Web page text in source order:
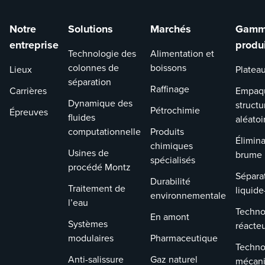
d’exploitation en
raison de la
réduction des
besoins en
de régénération
avec la même
hauteur de
garnissage.
L’efficacité
améliorée de
l’emballage
structuré
FLEXIPAC® CP™ :
Notre
entreprise
Lieux
Carrières
Épreuves
Solutions
Technologie des
colonnes de
séparation
Dynamique des
fluides
computationnelle
Usines de
procédé Montz
Traitement de
l’eau
Systèmes
modulaires
Anti-salissure
Marchés
Alimentation et
boissons
Raffinage
Pétrochimie
Produits
chimiques
spécialisés
Durabilité
environnementale
En amont
Pharmaceutique
Gaz naturel
brume